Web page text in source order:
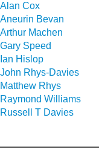
Alan Cox
Aneurin Bevan
Arthur Machen
Gary Speed
Ian Hislop
John Rhys-Davies
Matthew Rhys
Raymond Williams
Russell T Davies